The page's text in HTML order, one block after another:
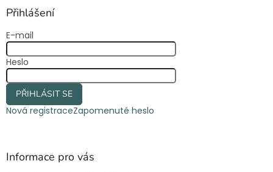
Přihlášení
E-mail
Heslo
PŘIHLÁSIT SE
Nová registraceZapomenuté heslo
Informace pro vás